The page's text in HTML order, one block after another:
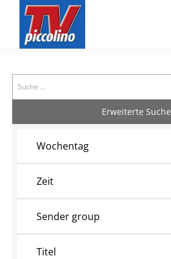
Search
Erweiterte Suche
Wochentag
Zeit
Sender group
Titel